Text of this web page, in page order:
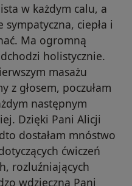
w każdym calu, a
ciepła i
Ma ogromną
holistycznie.
masażu
z głosem, poczułam
następnym
Dzięki Pani Alicji
dostałam mnóstwo
ćwiczeń
rozluźniających
wdzięczna Pani